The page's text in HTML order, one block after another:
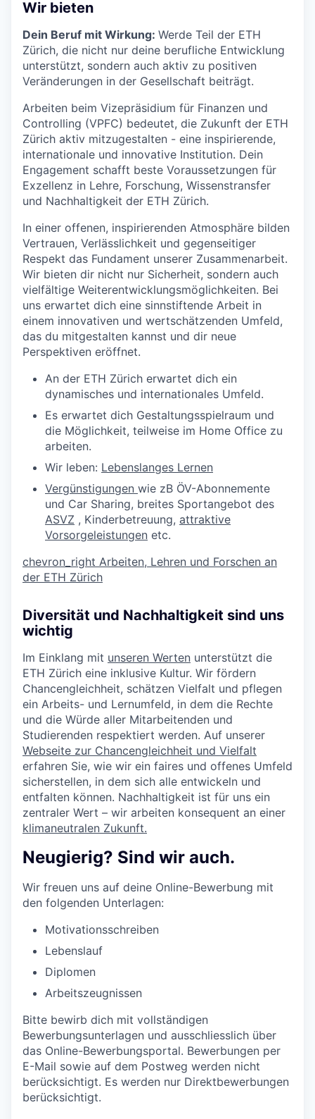
Wir bieten
Dein Beruf mit Wirkung: Werde Teil der ETH
Zürich, die nicht nur deine berufliche Entwicklung
unterstützt, sondern auch aktiv zu positiven
Veränderungen in der Gesellschaft beiträgt.
Arbeiten beim Vizepräsidium für Finanzen und
Controlling (VPFC) bedeutet, die Zukunft der ETH
Zürich aktiv mitzugestalten - eine inspirierende,
internationale und innovative Institution. Dein
Engagement schafft beste Voraussetzungen für
Exzellenz in Lehre, Forschung, Wissenstransfer
und Nachhaltigkeit der ETH Zürich.
In einer offenen, inspirierenden Atmosphäre bilden
Vertrauen, Verlässlichkeit und gegenseitiger
Respekt das Fundament unserer Zusammenarbeit.
Wir bieten dir nicht nur Sicherheit, sondern auch
vielfältige Weiterentwicklungsmöglichkeiten. Bei
uns erwartet dich eine sinnstiftende Arbeit in
einem innovativen und wertschätzenden Umfeld,
das du mitgestalten kannst und dir neue
Perspektiven eröffnet.
An der ETH Zürich erwartet dich ein
dynamisches und internationales Umfeld.
Es erwartet dich Gestaltungsspielraum und
die Möglichkeit, teilweise im Home Office zu
arbeiten.
Wir leben: Lebenslanges Lernen
Vergünstigungen wie zB ÖV-Abonnemente
und Car Sharing, breites Sportangebot des
ASVZ , Kinderbetreuung, attraktive
Vorsorgeleistungen etc.
chevron_right Arbeiten, Lehren und Forschen an
der ETH Zürich
Diversität und Nachhaltigkeit sind uns
wichtig
Im Einklang mit unseren Werten unterstützt die
ETH Zürich eine inklusive Kultur. Wir fördern
Chancengleichheit, schätzen Vielfalt und pflegen
ein Arbeits- und Lernumfeld, in dem die Rechte
und die Würde aller Mitarbeitenden und
Studierenden respektiert werden. Auf unserer
Webseite zur Chancengleichheit und Vielfalt
erfahren Sie, wie wir ein faires und offenes Umfeld
sicherstellen, in dem sich alle entwickeln und
entfalten können. Nachhaltigkeit ist für uns ein
zentraler Wert – wir arbeiten konsequent an einer
klimaneutralen Zukunft.
Neugierig? Sind wir auch.
Wir freuen uns auf deine Online-Bewerbung mit
den folgenden Unterlagen:
Motivationsschreiben
Lebenslauf
Diplomen
Arbeitszeugnissen
Bitte bewirb dich mit vollständigen
Bewerbungsunterlagen und ausschliesslich über
das Online-Bewerbungsportal. Bewerbungen per
E-Mail sowie auf dem Postweg werden nicht
berücksichtigt. Es werden nur Direktbewerbungen
berücksichtigt.